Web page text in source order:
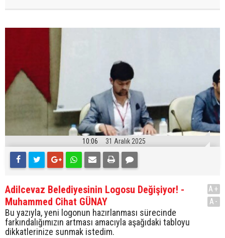
10:06 31 Aralık 2025
Adilcevaz Belediyesinin Logosu Değişiyor! -
Muhammed Cihat GÜNAY
Bu yazıyla, yeni logonun hazırlanması sürecinde
farkındalığımızın artması amacıyla aşağıdaki tabloyu
dikkatlerinize sunmak istedim.
A+
A-